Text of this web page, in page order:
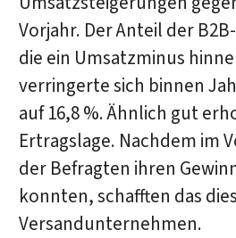
Vorjahr. Der Anteil der
die ein Umsatzminus
verringerte sich binnen
auf 16,8 %. Ähnlich gut
Ertragslage. Nachdem im
der Befragten ihren
konnten, schafften das
Versandunternehmen.